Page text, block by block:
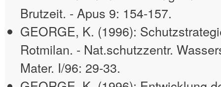
Brutzeit. - Apus 9: 154-157.
GEORGE, K. (1996):
Rotmilan. - Nat.schutzzentr.
Mater. I/96: 29-33.